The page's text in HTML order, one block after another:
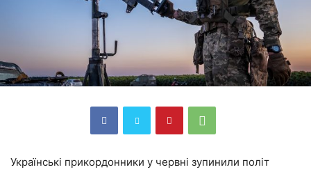
Українські прикордонники у червні зупинили політ